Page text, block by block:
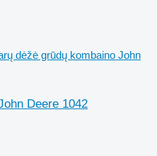
dėžė grūdų kombaino John
Deere 1042